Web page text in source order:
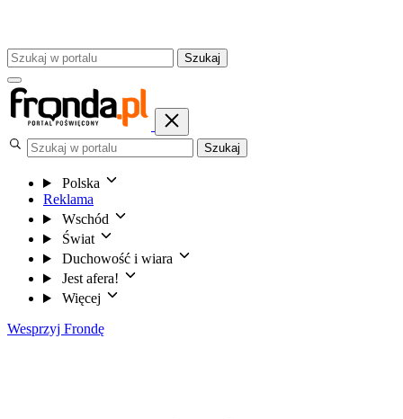
Szukaj
Szukaj
Polska
Reklama
Wschód
Świat
Duchowość i wiara
Jest afera!
Więcej
Wesprzyj Frondę